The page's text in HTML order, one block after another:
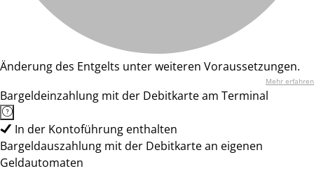
Änderung des Entgelts unter weiteren Voraussetzungen.
Mehr erfahren
Bargeldeinzahlung mit der Debitkarte am Terminal
In der Kontoführung enthalten
Bargeldauszahlung mit der Debitkarte an eigenen
Geldautomaten